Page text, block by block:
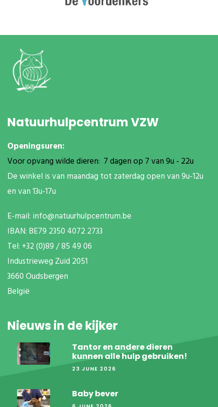
Natuurhulpcentrum VZW
Openingsuren:
Voor opvang wilde dieren: 7 dagen op 7 van 9u - 22u
De winkel is van maandag tot zaterdag open van 9u-12u
en van 13u-17u
E-mail: info@natuurhulpcentrum.be
IBAN: BE79 2350 4072 2733
Tel: +32 (0)89 / 85 49 06
Industrieweg Zuid 2051
3660 Oudsbergen
België
Nieuws in de kijker
Tantor en andere dieren
kunnen alle hulp gebruiken!
23 JUNE 2026
Baby bever